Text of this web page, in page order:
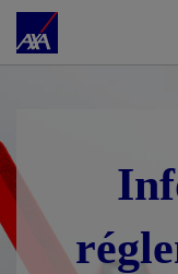
Accéder au Contenu